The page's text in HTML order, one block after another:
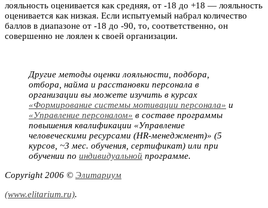
лояльность оценивается как средняя, от -18 до +18 — лояльность
оценивается как низкая. Если испытуемый набрал количество
баллов в диапазоне от -18 до -90, то, соответственно, он
совершенно не лоялен к своей организации.
Другие методы оценки лояльности, подбора,
отбора, найма и расстановки персонала в
организации вы можете изучить в курсах
«Формирование системы мотивации персонала» и
«Управление персоналом» в составе программы
повышения квалификации «Управление
человеческими ресурсами (HR-менеджмент)» (5
курсов, ~3 мес. обучения, сертификат) или при
обучении по индивидуальной программе.
Copyright 2006 © Элитариум
(www.elitarium.ru).